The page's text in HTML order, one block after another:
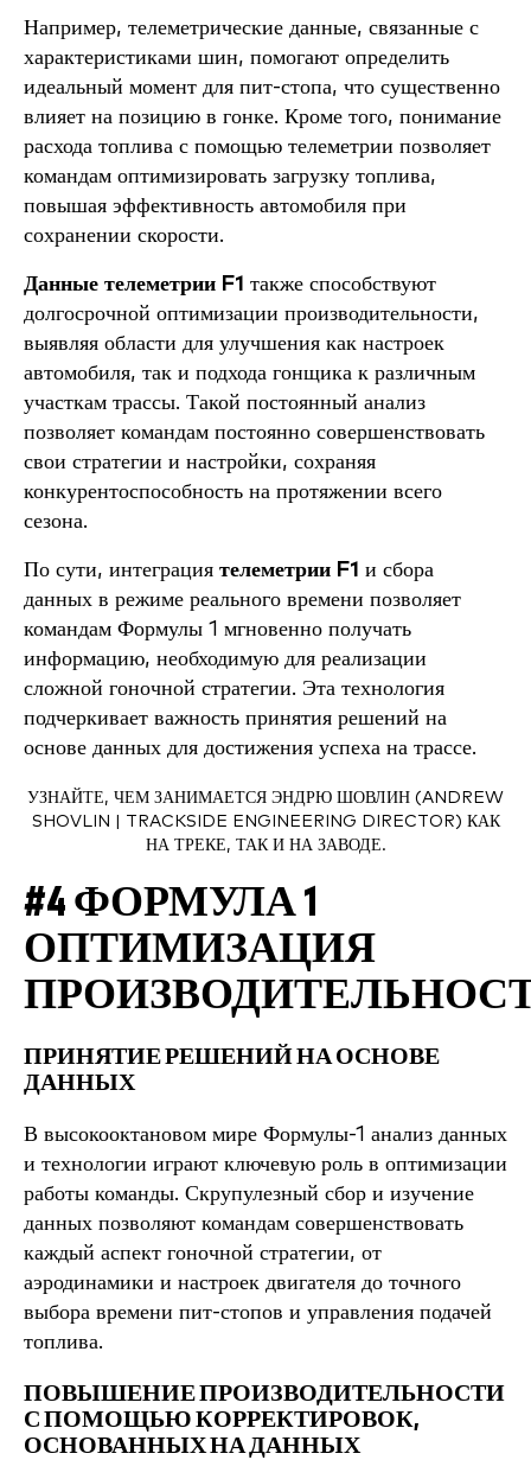
Например, телеметрические данные, связанные с
характеристиками шин, помогают определить
идеальный момент для пит-стопа, что существенно
влияет на позицию в гонке. Кроме того, понимание
расхода топлива с помощью телеметрии позволяет
командам оптимизировать загрузку топлива,
повышая эффективность автомобиля при
сохранении скорости.
Данные телеметрии F1 также способствуют
долгосрочной оптимизации производительности,
выявляя области для улучшения как настроек
автомобиля, так и подхода гонщика к различным
участкам трассы. Такой постоянный анализ
позволяет командам постоянно совершенствовать
свои стратегии и настройки, сохраняя
конкурентоспособность на протяжении всего
сезона.
По сути, интеграция телеметрии F1 и сбора
данных в режиме реального времени позволяет
командам Формулы 1 мгновенно получать
информацию, необходимую для реализации
сложной гоночной стратегии. Эта технология
подчеркивает важность принятия решений на
основе данных для достижения успеха на трассе.
УЗНАЙТЕ, ЧЕМ ЗАНИМАЕТСЯ ЭНДРЮ ШОВЛИН (ANDREW
SHOVLIN | TRACKSIDE ENGINEERING DIRECTOR) КАК
НА ТРЕКЕ, ТАК И НА ЗАВОДЕ.
#4 ФОРМУЛА 1
ОПТИМИЗАЦИЯ
ПРИНЯТИЕ РЕШЕНИЙ НА ОСНОВЕ
ДАННЫХ
В высокооктановом мире Формулы-1 анализ данных
и технологии играют ключевую роль в оптимизации
работы команды. Скрупулезный сбор и изучение
данных позволяют командам совершенствовать
каждый аспект гоночной стратегии, от
аэродинамики и настроек двигателя до точного
выбора времени пит-стопов и управления подачей
топлива.
ПОВЫШЕНИЕ ПРОИЗВОДИТЕЛЬНОСТИ
С ПОМОЩЬЮ КОРРЕКТИРОВОК,
ОСНОВАННЫХ НА ДАННЫХ